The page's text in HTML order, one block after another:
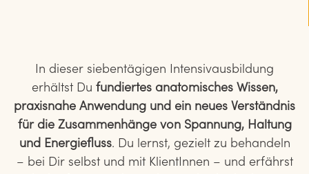
In dieser siebentägigen Intensivausbildung
erhältst Du fundiertes anatomisches Wissen,
praxisnahe Anwendung und ein neues Verständnis
für die Zusammenhänge von Spannung, Haltung
und Energiefluss. Du lernst, gezielt zu behandeln
– bei Dir selbst und mit KlientInnen – und erfährst